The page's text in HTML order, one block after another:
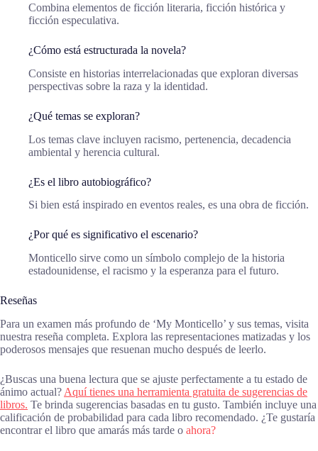
Combina elementos de ficción literaria, ficción histórica y
ficción especulativa.
¿Cómo está estructurada la novela?
Consiste en historias interrelacionadas que exploran diversas
perspectivas sobre la raza y la identidad.
¿Qué temas se exploran?
Los temas clave incluyen racismo, pertenencia, decadencia
ambiental y herencia cultural.
¿Es el libro autobiográfico?
Si bien está inspirado en eventos reales, es una obra de ficción.
¿Por qué es significativo el escenario?
Monticello sirve como un símbolo complejo de la historia
estadounidense, el racismo y la esperanza para el futuro.
Reseñas
Para un examen más profundo de ‘My Monticello’ y sus temas, visita
nuestra reseña completa. Explora las representaciones matizadas y los
poderosos mensajes que resuenan mucho después de leerlo.
¿Buscas una buena lectura que se ajuste perfectamente a tu estado de
ánimo actual? Aquí tienes una herramienta gratuita de sugerencias de
libros. Te brinda sugerencias basadas en tu gusto. También incluye una
calificación de probabilidad para cada libro recomendado. ¿Te gustaría
encontrar el libro que amarás más tarde o ahora?